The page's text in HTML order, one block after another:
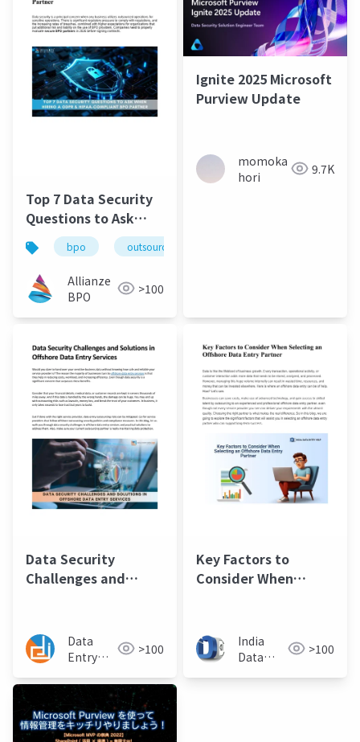
Top 7 Data Security
Questions to Ask
When Hiring a GDPR
and HIPAA
bpo outsourcing
Allianze
BPO
>100
Ignite 2025 Microsoft
Purview Update
momoka
hori
9.7K
Data Security
Challenges and
Data
Entry
BPO
>100
Key Factors to
Consider When
PartnerIndia
Data
>100